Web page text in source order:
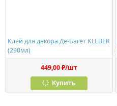
Клей для декора Де-Багет KLEBER
(290мл)
449,00 ₽/шт
Купить